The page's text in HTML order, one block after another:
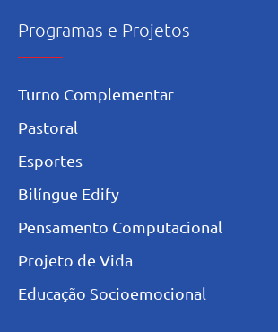
Programas e Projetos
Turno Complementar
Pastoral
Esportes
Bilíngue Edify
Pensamento Computacional
Projeto de Vida
Educação Socioemocional